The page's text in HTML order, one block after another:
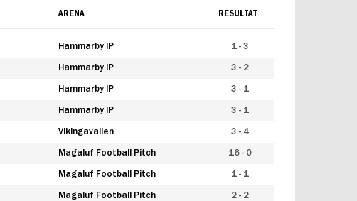
ARENA RESULTAT
Hammarby IP 1 - 3
Hammarby IP 3 - 2
Hammarby IP 3 - 1
Hammarby IP 3 - 1
Vikingavallen 3 - 4
Magaluf Football Pitch 16 - 0
Magaluf Football Pitch 1 - 1
Magaluf Football Pitch 2 - 2